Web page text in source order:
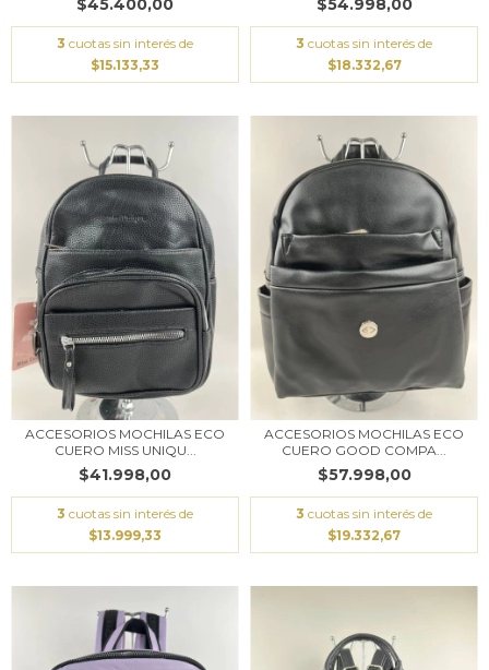
$45.400,00
3 cuotas sin interés de
$15.133,33
$54.998,00
3 cuotas sin interés de
$18.332,67
ACCESORIOS MOCHILAS ECO
CUERO MISS UNIQU...
$41.998,00
3 cuotas sin interés de
$13.999,33
ACCESORIOS MOCHILAS ECO
CUERO GOOD COMPA...
$57.998,00
3 cuotas sin interés de
$19.332,67